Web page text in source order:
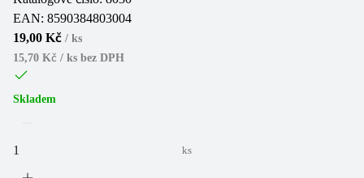
EAN: 8590384803004
19,00 Kč / ks
15,70 Kč / ks bez DPH
Skladem
ks